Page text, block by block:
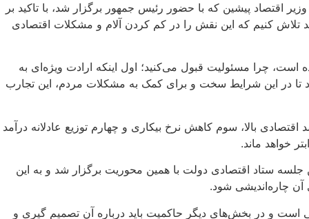
اقتصاد پیشین که با حضور رئیس جمهور برگزار شد، با تاکید بر
تلاش کنیم که این نقش را در کم کردن آلام و مشکلات اقتصادی
چرا مسئولیت قبول می‌کنید؛ اول اینکه ارادت ویژه‌ای به
تا در این شرایط سخت و برای کمک به مشکلات مردم، این تجارب
بالا، سوم کاهش نرخ بیکاری و چهارم توزیع عادلانه درآمد
خواهد ماند.
جلسه ستاد اقتصادی دولت با همین محوریت برگزار شد و به این
چاره‌اندیشی شود.
است و در بخش‌های دیگر حاکمیت باید درباره آن تصمیم گیری و